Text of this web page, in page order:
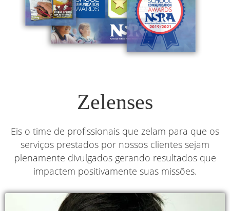
Zelenses
Eis o time de profissionais que zelam para que os
serviços prestados por nossos clientes sejam
plenamente divulgados gerando resultados que
impactem positivamente suas missões.